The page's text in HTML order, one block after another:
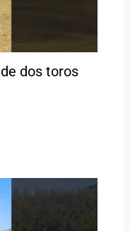
dos toros